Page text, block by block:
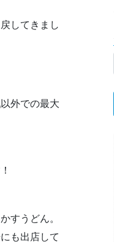
してきまし
外での最大
すうどん。
も出店して